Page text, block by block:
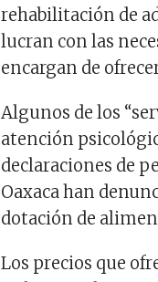
rehabilitación de
lucran con las
encargan de
Algunos de los
atención
declaraciones de
Oaxaca han
dotación de
Los precios que